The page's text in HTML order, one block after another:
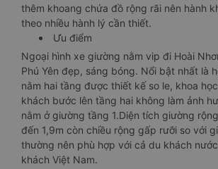
thêm khoang chứa đồ rộng rãi nên hành
theo nhiều hành lý cần thiết.
Ưu điểm
Ngoại hình xe giường nằm vip đi Hoài
Phú Yên đẹp, sáng bóng. Nổi bật nhất là
nằm hai tầng được thiết kế so le, khoa
khách bước lên tầng hai không làm ảnh
nằm ở giường tầng 1.Diện tích giường
đến 1,9m còn chiều rộng gấp rưỡi so với
thường nên phù hợp với cả du khách
khách Việt Nam.